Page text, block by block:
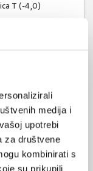
medija i
upotrebi
za društvene
kombinirati s
su prikupili
T (-4,0)
- uredni; ALP 54;
OH vit D 24 nmol/l
l. sin.,
VB.St. post
10 godišnji
bisfosfonat) +